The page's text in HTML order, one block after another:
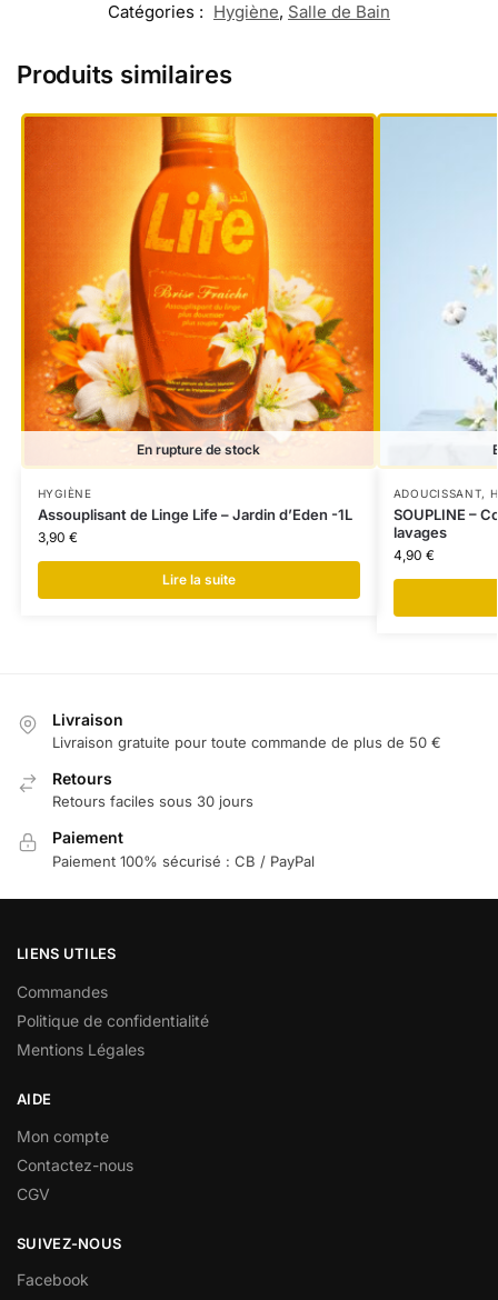
Catégories : Hygiène, Salle de Bain
Produits similaires
En rupture de stock
HYGIÈNE
Assouplisant de Linge Life – Jardin d’Eden -1L
3,90 €
Lire la suite
ADOUCISSANT,
SOUPLINE –
lavages
4,90 €
Livraison
Livraison gratuite pour toute commande de plus de 50 €
Retours
Retours faciles sous 30 jours
Paiement
Paiement 100% sécurisé : CB / PayPal
LIENS UTILES
Commandes
Politique de confidentialité
Mentions Légales
AIDE
Mon compte
Contactez-nous
CGV
SUIVEZ-NOUS
Facebook